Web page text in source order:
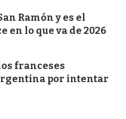
Ramón y es el
en lo que va de 2026
franceses
por intentar